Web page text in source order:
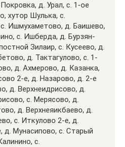
д. Урал, с. 1-ое
хутор Шулька, с.
Ишмухаметово, д. Баишево,
с. Ишберда, д. Бурзян-
Зилаир, с. Кусеево, д.
д. Тактагулово, с. 1-
д. Ахмерово, д. Казанка,
2-е, д. Назарово, д. 2-е
д. Верхнеидрисово, д.
с. Мерясово, д.
д. Верхнеяикбаево, д.
с. Иткулово 2-е, д.
д. Мунасипово, с. Старый
с.